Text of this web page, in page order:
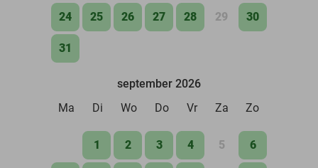
24 25 26 27 28 29 30
31
september 2026
Ma
Di Wo Do Vr Za Zo
1 2 3 4 5 6